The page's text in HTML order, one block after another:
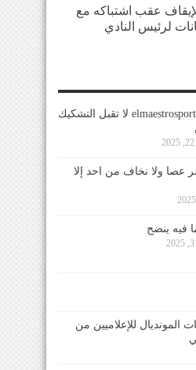
عقب اشتباكه مع
لرئيس النادي
مصداقية elmaestrosport لا تقبل التشكيك
عصا ولا نخاف من احد إلا
فيه ينضح
المونديال للإعلاميين من